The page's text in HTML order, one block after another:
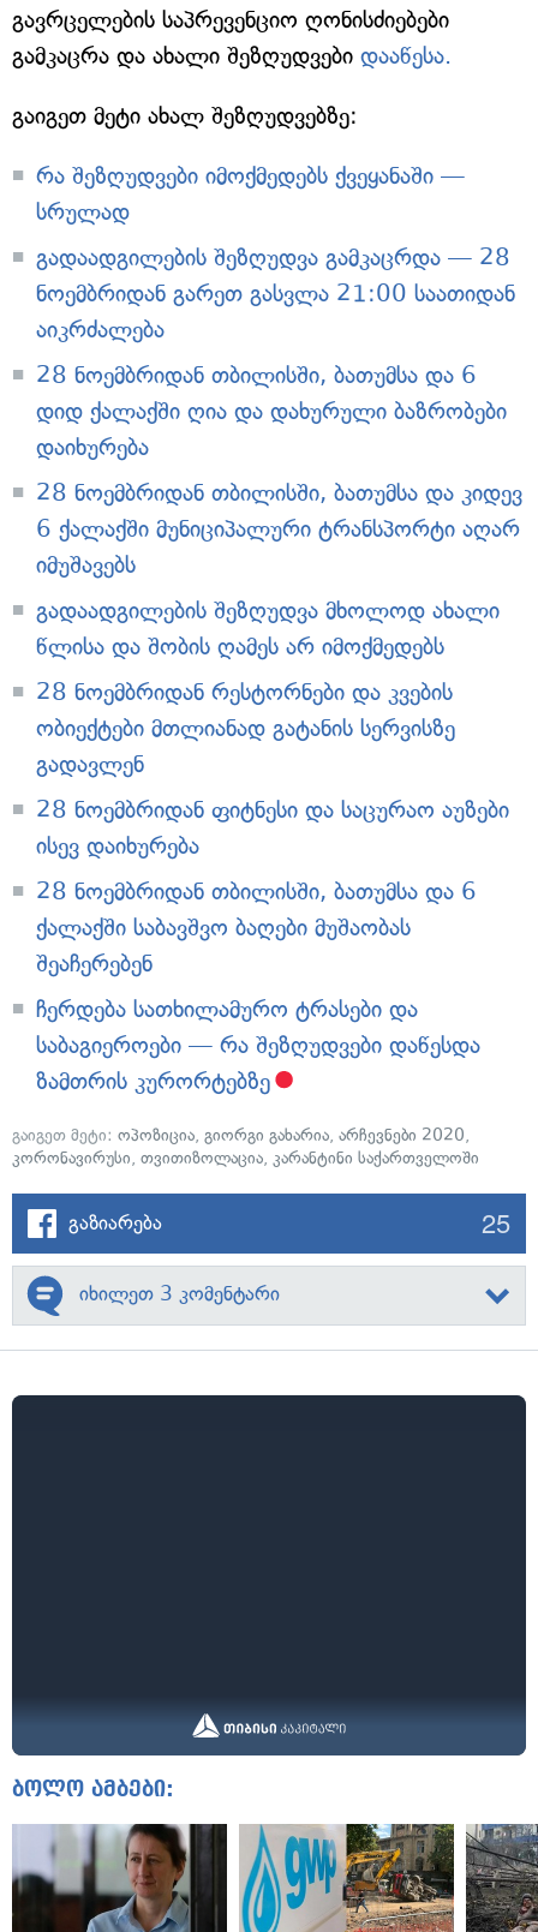
გავრცელების საპრევენციო ღონისძიებები
გამკაცრა და ახალი შეზღუდვები დააწესა.
გაიგეთ მეტი ახალ შეზღუდვებზე:
რა შეზღუდვები იმოქმედებს ქვეყანაში —
სრულად
გადაადგილების შეზღუდვა გამკაცრდა — 28
ნოემბრიდან გარეთ გასვლა 21:00 საათიდან
აიკრძალება
28 ნოემბრიდან თბილისში, ბათუმსა და 6
დიდ ქალაქში ღია და დახურული ბაზრობები
დაიხურება
28 ნოემბრიდან თბილისში, ბათუმსა და კიდევ
6 ქალაქში მუნიციპალური ტრანსპორტი აღარ
იმუშავებს
გადაადგილების შეზღუდვა მხოლოდ ახალი
წლისა და შობის ღამეს არ იმოქმედებს
28 ნოემბრიდან რესტორნები და კვების
ობიექტები მთლიანად გატანის სერვისზე
გადავლენ
28 ნოემბრიდან ფიტნესი და საცურაო აუზები
ისევ დაიხურება
28 ნოემბრიდან თბილისში, ბათუმსა და 6
ქალაქში საბავშვო ბაღები მუშაობას
შეაჩერებენ
ჩერდება სათხილამურო ტრასები და
საბაგიეროები — რა შეზღუდვები დაწესდა
ზამთრის კურორტებზე
გაიგეთ მეტი: ოპოზიცია, გიორგი გახარია, არჩევნები 2020,
კორონავირუსი, თვითიზოლაცია, კარანტინი საქართველოში
გაზიარება 25
იხილეთ 3 კომენტარი
ბოლო ამბები: